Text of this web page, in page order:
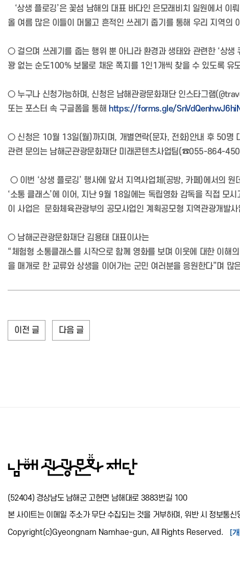
‘상생 플로깅’은 꽃섬 남해의 대표 바다인 은모래비치 일원에서 이
올 여름 많은 이들이 머물고 흔적인 쓰레기 줍기를 통해 우리 지역의
○ 걸으며 쓰레기를 줍는 행위 뿐 아니라 환경과 생태와 관련한 ‘상생
꽝 없는 순도100% 보물로 채운 쪽지를 1인1개씩 찾을 수 있도록 유
○ 누구나 신청가능하며, 신청은 남해관광문화재단 인스타그램
또는 포스터 속 구글폼을 통해 https://forms.gle/
○ 신청은 10월 13일(월)까지며, 개별연락(문자, 전화)안내 후 50명
관련 문의는 남해군관광문화재단 미래콘텐츠사업팀(☎055-864-
○ 이번 ‘상생 플로깅’ 행사에 앞서 지역사업체(공방, 카페)에서의
‘소통 클래스’에 이어, 지난 9월 18일에는 독립영화 감독을 직접 모
이 사업은 문화체육관광부의 공모사업인 계획공모형 지역관광개발
○ 남해군관광문화재단 김용태 대표이사는
“체험형 소통클래스를 시작으로 함께 영화를 보며 이웃에 대한 이해
을 매개로 한 교류와 상생을 이어가는 군민 여러분을 응원한다”며 많
이전 글 다음 글
(52404) 경상남도 남해군 고현면 남해대로 3883번길 100
본 사이트는 이메일 주소가 무단 수집되는 것을 거부하며, 위반 시 정보통
Copyright(c)Gyeongnam Namhae-gun, All Rights Reserved. [